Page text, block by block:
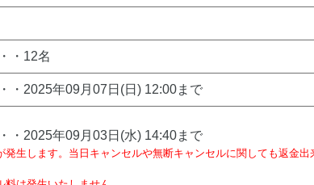
・12名
・2025年09月07日(日) 12:00まで
・2025年09月03日(水) 14:40まで
生します。当日キャンセルや無断キャンセルに関しても返金出